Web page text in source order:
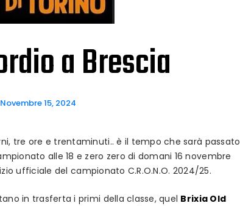
a Brescia
Novembre 15, 2024
tre ore e trentaminuti.. è il tempo che sarà passato
alle 18 e zero zero di domani 16 novembre
ufficiale del campionato C.R.O.N.O. 2024/25.
in trasferta i primi della classe, quel Brixia Old